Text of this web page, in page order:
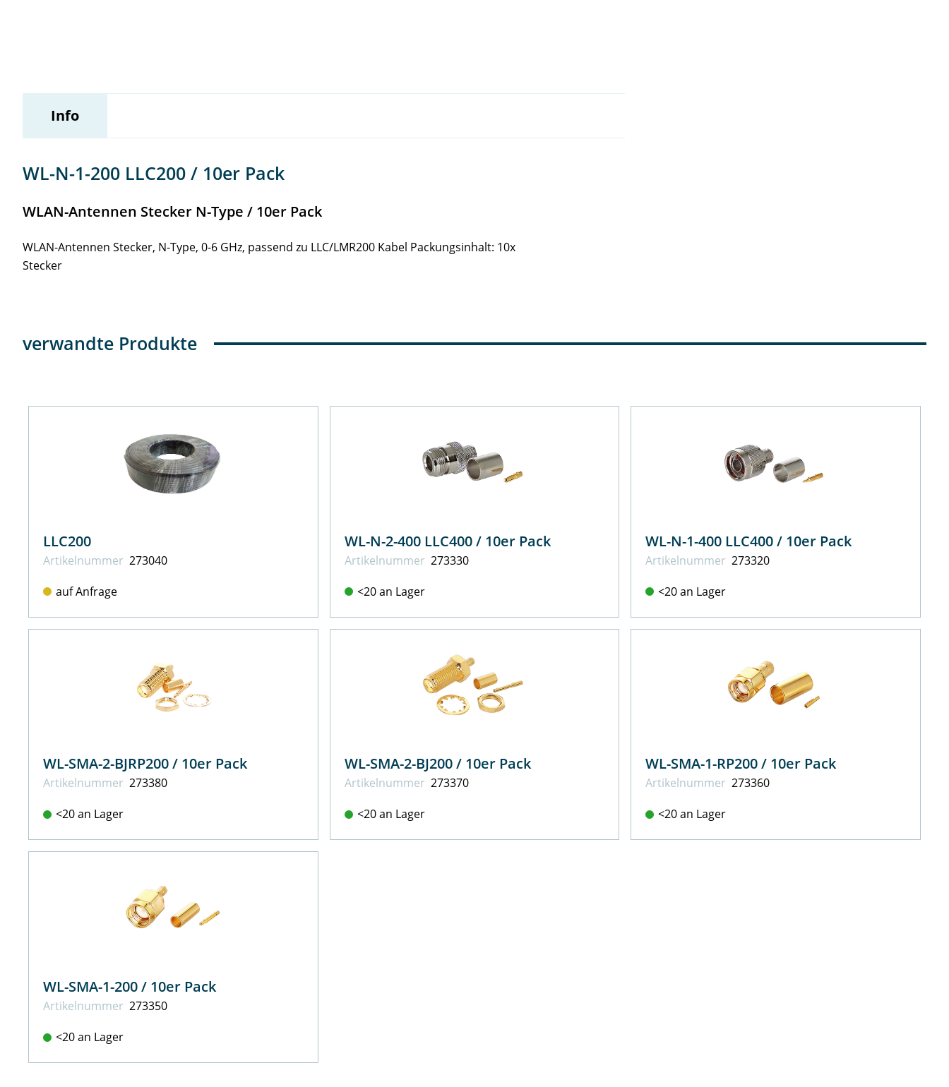
Info
WL-N-1-200 LLC200 / 10er Pack
WLAN-Antennen Stecker N-Type / 10er Pack
WLAN-Antennen Stecker, N-Type, 0-6 GHz, passend zu LLC/LMR200 Kabel Packungsinhalt: 10x
Stecker
verwandte Produkte
LLC200
Artikel­nummer 273040
auf Anfrage
WL-N-2-400 LLC400 / 10er Pack
Artikel­nummer 273330
<20 an Lager
WL-N-1-400 LLC400 / 10er Pack
Artikel­nummer 273320
<20 an Lager
WL-SMA-2-BJRP200 / 10er Pack
Artikel­nummer 273380
<20 an Lager
WL-SMA-2-BJ200 / 10er Pack
Artikel­nummer 273370
<20 an Lager
WL-SMA-1-RP200 / 10er Pack
Artikel­nummer 273360
<20 an Lager
WL-SMA-1-200 / 10er Pack
Artikel­nummer 273350
<20 an Lager